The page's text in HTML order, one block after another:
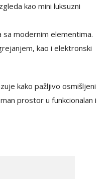
kao mini luksuzni
sa modernim elementima.
kao i elektronski
kako pažljivo osmišljeni
prostor u funkcionalan i